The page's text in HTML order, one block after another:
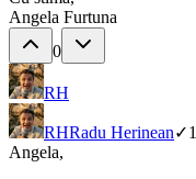
Angela Furtuna
0
RH
RHRadu Herinean✓
Angela,